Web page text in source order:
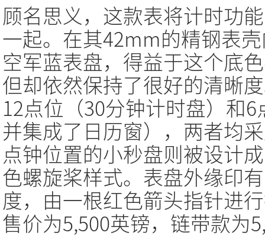
顾名思义，这款表将计时功
一起。在其42mm的精钢表
空军蓝表盘，得益于这个底
但却依然保持了很好的清晰
12点位（30分钟计时盘）和
并集成了日历窗），两者均
点钟位置的小秒盘则被设计
色螺旋桨样式。表盘外缘印
度，由一根红色箭头指针进
售价为5,500英镑，链带款为